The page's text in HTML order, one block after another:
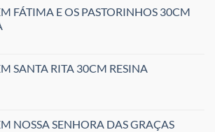
FÁTIMA E OS PASTORINHOS 30CM
SANTA RITA 30CM RESINA
NOSSA SENHORA DAS GRAÇAS